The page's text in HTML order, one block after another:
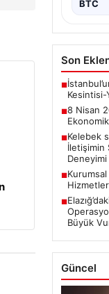
BTC
Son
■
Kesintisi-
■8 Nisan
■Kelebek
İletişimin
Deneyimi
■
■
Büyük
Güncel